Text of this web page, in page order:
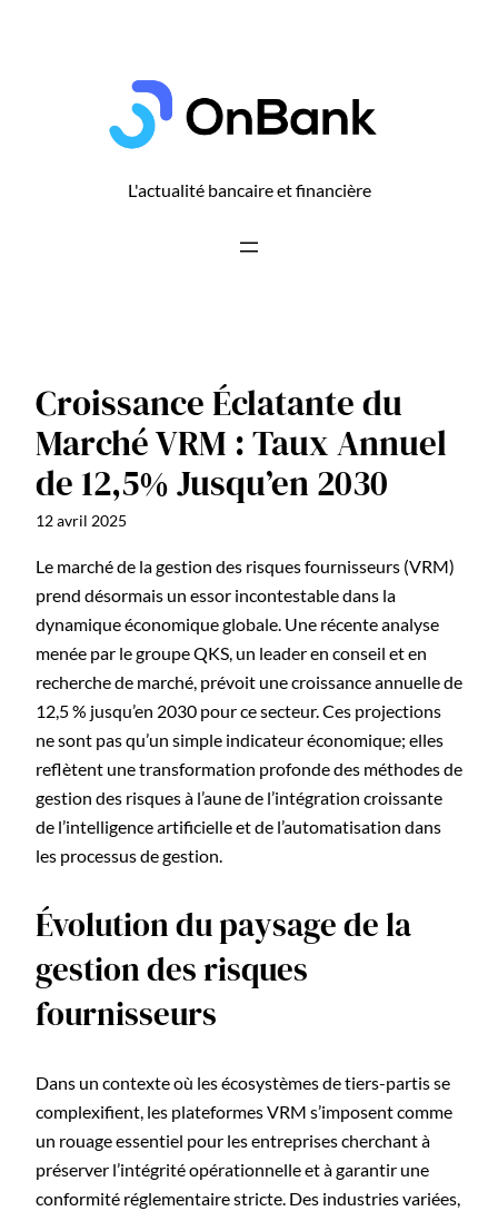
L'actualité bancaire et financière
Croissance Éclatante du
Marché VRM : Taux Annuel
de 12,5% Jusqu’en 2030
12 avril 2025
Le marché de la gestion des risques fournisseurs (VRM)
prend désormais un essor incontestable dans la
dynamique économique globale. Une récente analyse
menée par le groupe QKS, un leader en conseil et en
recherche de marché, prévoit une croissance annuelle de
12,5 % jusqu’en 2030 pour ce secteur. Ces projections
ne sont pas qu’un simple indicateur économique; elles
reflètent une transformation profonde des méthodes de
gestion des risques à l’aune de l’intégration croissante
de l’intelligence artificielle et de l’automatisation dans
les processus de gestion.
Évolution du paysage de la
gestion des risques
fournisseurs
Dans un contexte où les écosystèmes de tiers-partis se
complexifient, les plateformes VRM s’imposent comme
un rouage essentiel pour les entreprises cherchant à
préserver l’intégrité opérationnelle et à garantir une
conformité réglementaire stricte. Des industries variées,